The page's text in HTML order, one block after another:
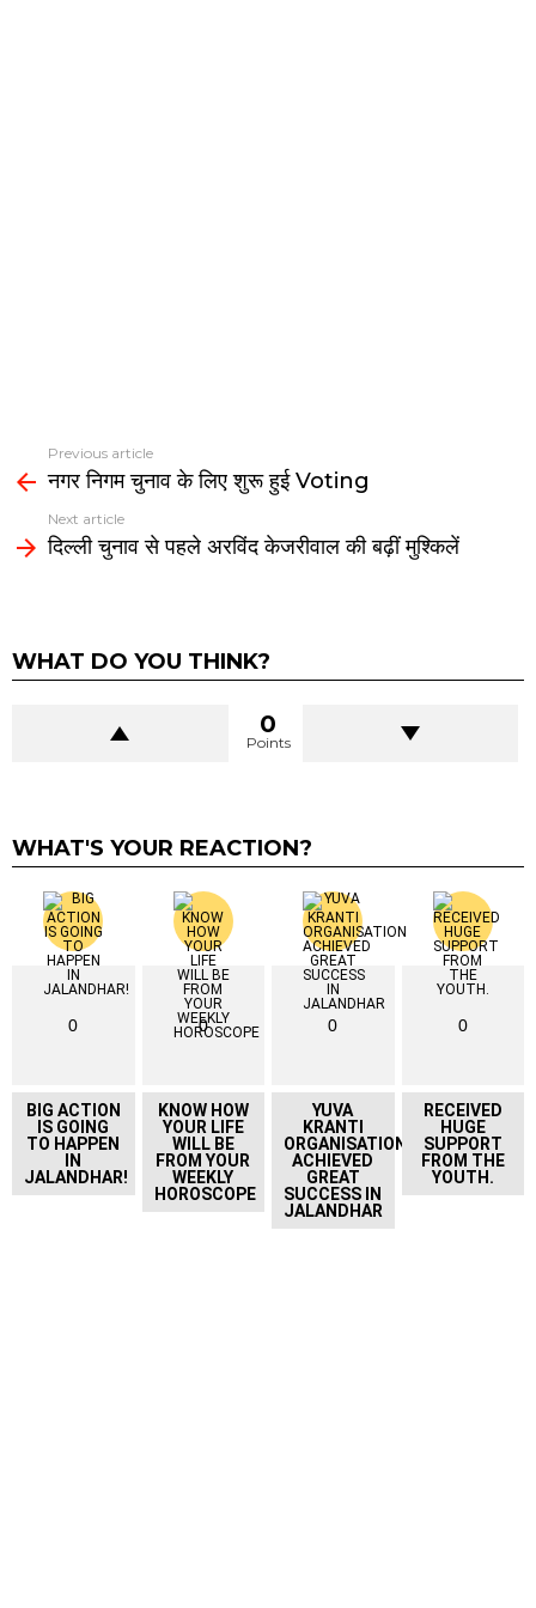
more
Previous article
नगर निगम चुनाव के लिए शुरू हुई Voting
Next article
दिल्ली चुनाव से पहले अरविंद केजरीवाल की बढ़ीं मुश्किलें
WHAT DO YOU THINK?
0
Points
WHAT'S YOUR REACTION?
0
BIG ACTION
IS GOING
TO HAPPEN
IN
JALANDHAR!
0
KNOW HOW
YOUR LIFE
WILL BE
FROM YOUR
WEEKLY
HOROSCOPE
0
YUVA
KRANTI
ORGANISATION
ACHIEVED
GREAT
SUCCESS IN
JALANDHAR
0
RECEIVED
HUGE
SUPPORT
FROM THE
YOUTH.